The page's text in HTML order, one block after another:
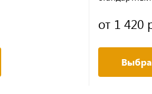
от 1 420